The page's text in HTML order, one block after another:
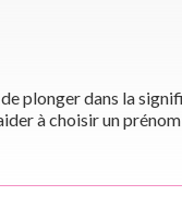
plonger dans la
à choisir un